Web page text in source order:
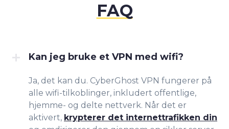
FAQ
Kan jeg bruke et VPN med wifi?
Ja, det kan du. CyberGhost VPN fungerer på
alle wifi-tilkoblinger, inkludert offentlige,
hjemme- og delte nettverk. Når det er
aktivert, krypterer det internettrafikken din